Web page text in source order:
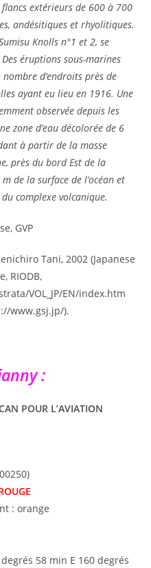
extérieurs de 600 à 700
andésitiques et rhyolitiques.
Knolls n°1 et 2, se
éruptions sous-marines
d’endroits près de
ayant eu lieu en 1916. Une
observée depuis les
zone d’eau décolorée de 6
à partir de la masse
près du bord Est de la
de la surface de l’océan et
complexe volcanique.
GVP
Tani, 2002 (Japanese
RIODB,
VOL_JP/EN/index.htm
www.gsj.jp/).
:
POUR L’AVIATION
: orange
58 min E 160 degrés